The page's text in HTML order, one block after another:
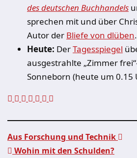
des deutschen Buchhandels
sprechen mit und über
Autor der Bliefe von dlüben.
Heute: DerTagesspiegel
ausgestrahlte „Zimmer
Sonneborn (heute um 0.15
Aus Forschung und Technik
Wohin mit den Schulden?